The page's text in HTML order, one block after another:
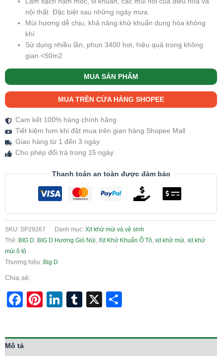
nội thất. Đặc biệt sau những ngày mưa.
Mùi hương dễ chịu, khả năng khử khuẩn dung hòa không
khí
Sử dụng nhiều lần, phun 3400 hơi, hiệu quả trong không
gian <50m2
MUA SẢN PHẨM
MUA TRÊN CỬA HÀNG SHOPEE
Cam kết 100% hàng chính hãng
Tiết kiệm hơn khi đặt mua trên gian hàng Shopee Mall
Giao hàng từ 1 đến 3 ngày
Cho phép đổi trả trong 15 ngày
Thanh toán an toàn được đảm bảo
SKU: SP29267 Danh mục: Xịt khử mùi và vệ sinh
Thẻ: BIG D, BIG D Hương Gió Núi, Xịt Khử Khuẩn Ô Tô, xịt khử mùi, xịt khử
mùi ô tô
Thương hiệu: Big D
Chia sẻ:
Facebook
Pinterest
LinkedIn
Tumblr
X
Mô tả